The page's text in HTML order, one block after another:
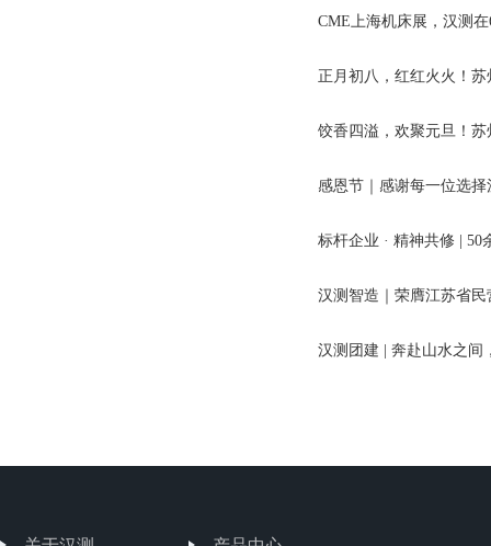
CME上海机床展，汉测
正月初八，红红火火！
饺香四溢，欢聚元旦！
感恩节｜感谢每一位选择
标杆企业 · 精神共修 |
汉测智造｜荣膺江苏省
汉测团建 | 奔赴山水之间